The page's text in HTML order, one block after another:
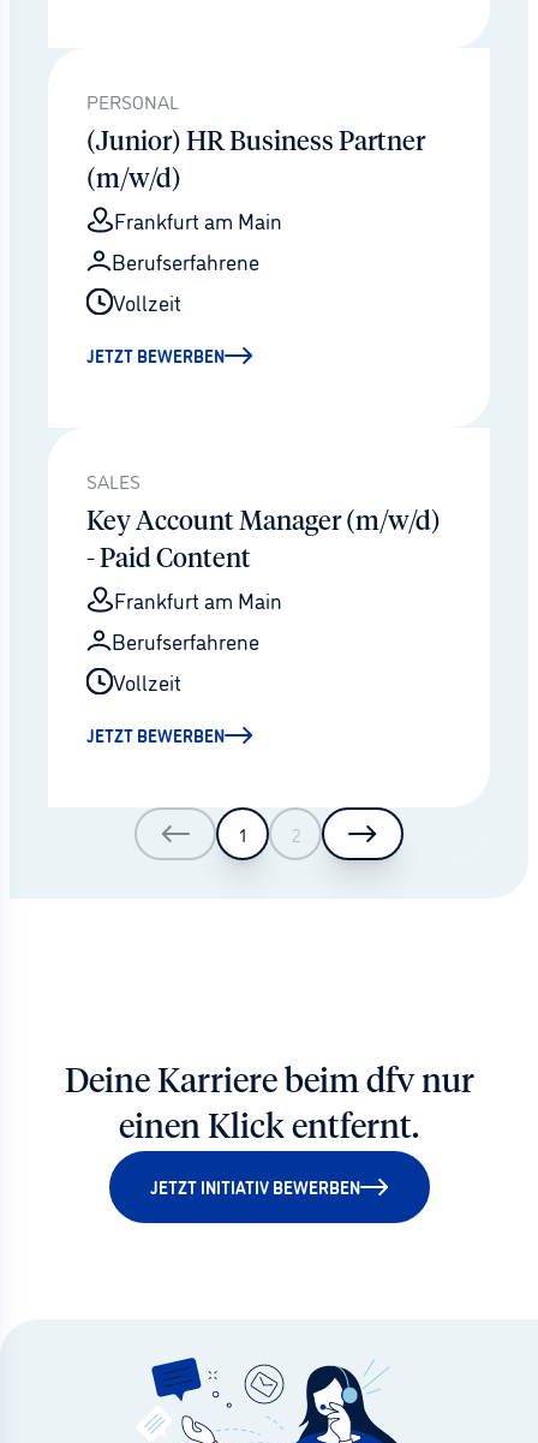
PERSONAL
(Junior) HR Business Partner
(m/w/d)
Frankfurt am Main
Berufserfahrene
Vollzeit
JETZT BEWERBEN
SALES
Key Account Manager (m/w/d)
- Paid Content
Frankfurt am Main
Berufserfahrene
Vollzeit
JETZT BEWERBEN
1 2
Deine Karriere beim dfv nur
einen Klick entfernt.
JETZT INITIATIV BEWERBEN